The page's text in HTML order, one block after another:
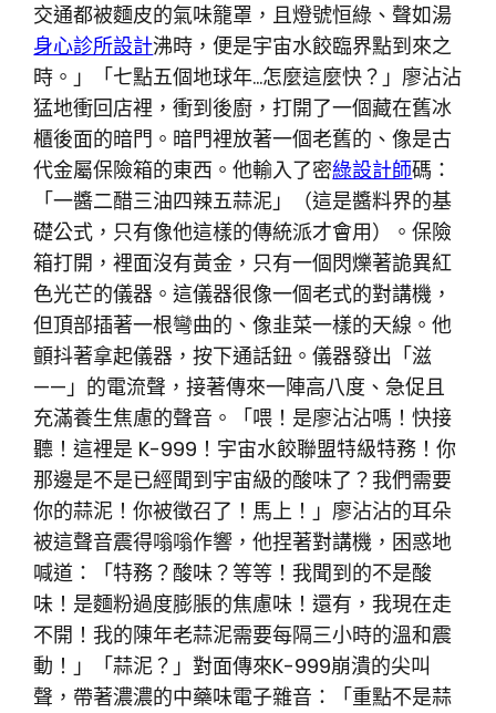
交通都被麵皮的氣味籠罩，且燈號恒綠、聲如湯
身心診所設計沸時，便是宇宙水餃臨界點到來之
時。」「七點五個地球年…怎麼這麼快？」廖沾沾
猛地衝回店裡，衝到後廚，打開了一個藏在舊冰
櫃後面的暗門。暗門裡放著一個老舊的、像是古
代金屬保險箱的東西。他輸入了密綠設計師碼：
「一醬二醋三油四辣五蒜泥」（這是醬料界的基
礎公式，只有像他這樣的傳統派才會用）。保險
箱打開，裡面沒有黃金，只有一個閃爍著詭異紅
色光芒的儀器。這儀器很像一個老式的對講機，
但頂部插著一根彎曲的、像韭菜一樣的天線。他
顫抖著拿起儀器，按下通話鈕。儀器發出「滋
——」的電流聲，接著傳來一陣高八度、急促且
充滿養生焦慮的聲音。「喂！是廖沾沾嗎！快接
聽！這裡是 K-999！宇宙水餃聯盟特級特務！你
那邊是不是已經聞到宇宙級的酸味了？我們需要
你的蒜泥！你被徵召了！馬上！」廖沾沾的耳朵
被這聲音震得嗡嗡作響，他捏著對講機，困惑地
喊道：「特務？酸味？等等！我聞到的不是酸
味！是麵粉過度膨脹的焦慮味！還有，我現在走
不開！我的陳年老蒜泥需要每隔三小時的溫和震
動！」「蒜泥？」對面傳來K-999崩潰的尖叫
聲，帶著濃濃的中藥味電子雜音：「重點不是蒜